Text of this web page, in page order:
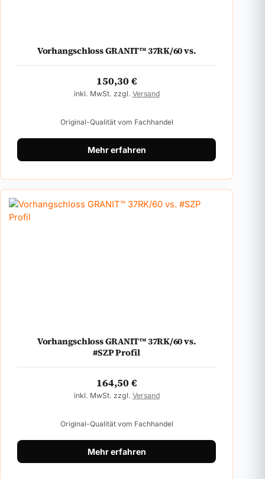
Vorhangschloss GRANIT™ 37RK/60 vs.
150,30€
inkl. MwSt. zzgl. Versand
Original-Qualität vom Fachhandel
Mehr erfahren
Vorhangschloss GRANIT™ 37RK/60 vs.
#SZP Profil
164,50€
inkl. MwSt. zzgl. Versand
Original-Qualität vom Fachhandel
Mehr erfahren